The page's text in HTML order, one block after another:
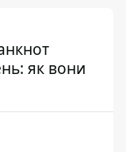
як вони